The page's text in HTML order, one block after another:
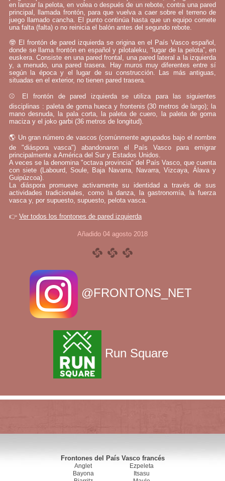
en lanzar la pelota, en volea o después de un rebote, contra una pared
principal, llamada frontón, para que vuelva a caer sobre el terreno de
juego llamado cancha. El punto continúa hasta que un equipo comete
una falta (falta) o no reinicia el balón antes del segundo rebote.
🤓 El frontón de pared izquierda se origina en el País Vasco español,
donde se llama frontón en español y pilotaleku, “lugar de la pelota”, en
euskera. Consiste en una pared frontal, una pared lateral a la izquierda
y, a menudo, una pared trasera. Hay muros muy diferentes entre sí
según la época y el lugar de su construcción. Las más antiguas,
situadas en el exterior, no tienen pared trasera.
⚾ El frontón de pared izquierda se utiliza para las siguientes
disciplinas : paleta de goma hueca y frontenis (30 metros de largo); la
mano desnuda, la pala corta, la paleta de cuero, la paleta de goma
maciza y el joko garbi (36 metros de longitud).
🌎 Un gran número de vascos (comúnmente agrupados bajo el nombre
de "diáspora vasca") abandonaron el País Vasco para emigrar
principalmente a América del Sur y Estados Unidos.
A veces se la denomina "octava provincia" del País Vasco, que cuenta
con siete (Labourd, Soule, Baja Navarra, Navarra, Vizcaya, Álava y
Guipúzcoa).
La diáspora promueve activamente su identidad a través de sus
actividades tradicionales, como la danza, la gastronomía, la fuerza
vasca y, por supuesto, supuesto, pelota vasca.
👉 Ver todos los frontones de pared izquierda
Añadido 04 agosto 2018
@FRONTONS_NET
Run Square
Frontones del País Vasco francés
Anglet
Bayona
Ezpeleta
Itsasu